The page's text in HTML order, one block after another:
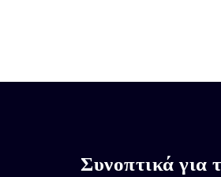
Συνοπτικά για